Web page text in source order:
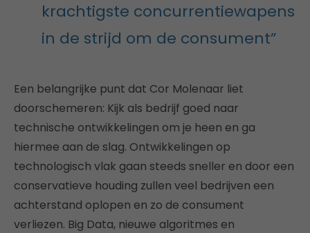
krachtigste concurrentiewapens
in de strijd om de consument”
Een belangrijke punt dat Cor Molenaar liet
doorschemeren: Kijk als bedrijf goed naar
technische ontwikkelingen om je heen en ga
hiermee aan de slag. Ontwikkelingen op
technologisch vlak gaan steeds sneller en door een
conservatieve houding zullen veel bedrijven een
achterstand oplopen en zo de consument
verliezen. Big Data, nieuwe algoritmes en